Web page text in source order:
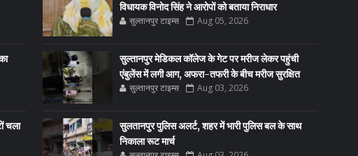
चला
विधायक विनोद सिंह ने आरोपों को बताया निराधार
सुल्तानपुर टाइम्स Aug 05, 2026
सुल्तानपुर मेडिकल कॉलेज के गेट पर मरीज लेकर पहुंची
एंबुलेंस में लगी आग, अफरा-तफरी के बीच मरीज सुरक्षित
सुल्तानपुर टाइम्स Aug 03, 2026
सुलतानपुर पुलिस अलर्ट, शहर में भारी पुलिस बल के साथ
निकाला रूट मार्च